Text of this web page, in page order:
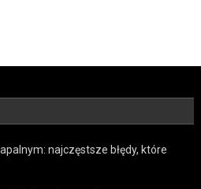
najczęstsze błędy, które